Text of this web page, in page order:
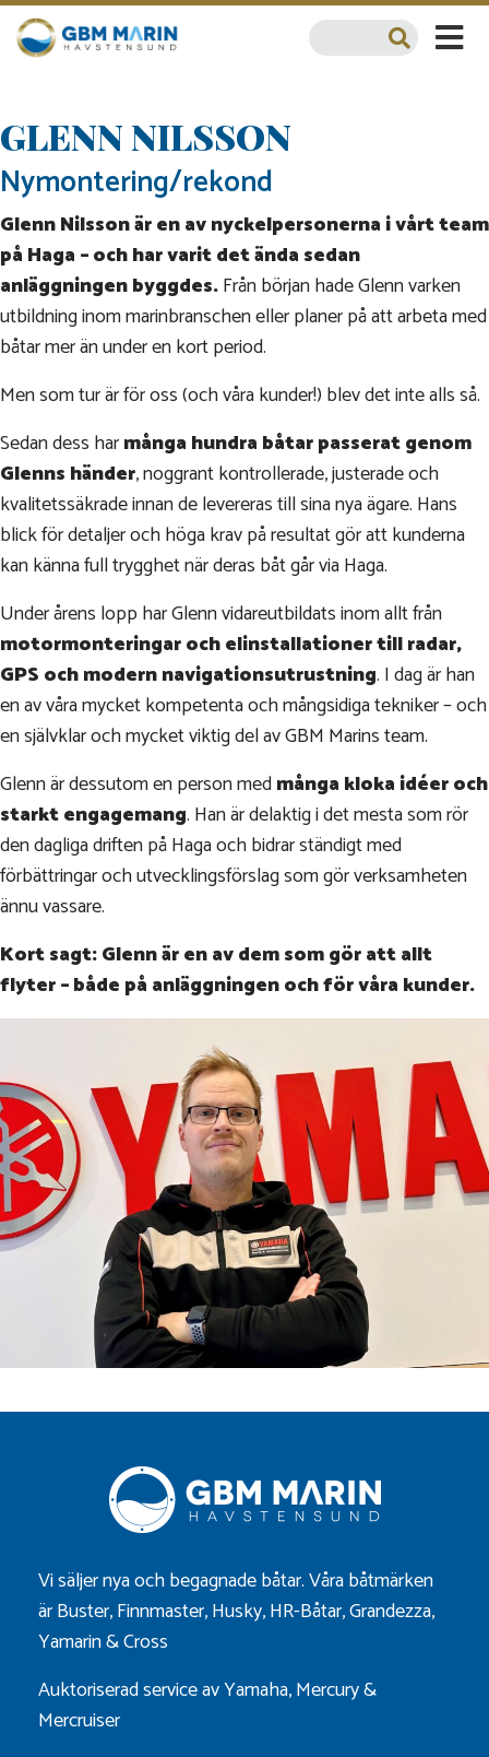
GLENN NILSSON
Nymontering/rekond
Glenn Nilsson är en av nyckelpersonerna i vårt team
på Haga – och har varit det ända sedan
anläggningen byggdes.Från början hade Glenn varken
utbildning inom marinbranschen eller planer på att arbeta med
båtar mer än under en kort period.
Men som tur är för oss (och våra kunder!) blev det inte alls så.
Sedan dess harmånga hundra båtar passerat genom
Glenns händer, noggrant kontrollerade, justerade och
kvalitetssäkrade innan de levereras till sina nya ägare. Hans
blick för detaljer och höga krav på resultat gör att kunderna
kan känna full trygghet när deras båt går via Haga.
Under årens lopp har Glenn vidareutbildats inom allt från
motormonteringar och elinstallationer till radar,
GPS och modern navigationsutrustning. I dag är han
en av våra mycket kompetenta och mångsidiga tekniker – och
en självklar och mycket viktig del av GBM Marins team.
Glenn är dessutom en person medmånga kloka idéer och
starkt engagemang. Han är delaktig i det mesta som rör
den dagliga driften på Haga och bidrar ständigt med
förbättringar och utvecklingsförslag som gör verksamheten
ännu vassare.
Kort sagt: Glenn är en av dem som gör att allt
flyter – både på anläggningen och för våra kunder.
Vi säljer nya och begagnade båtar. Våra båtmärken
ärBuster,Finnmaster,Husky,HR-Båtar,Grandezza,
Yamarin&Cross
Auktoriserad service av Yamaha, Mercury &
Mercruiser